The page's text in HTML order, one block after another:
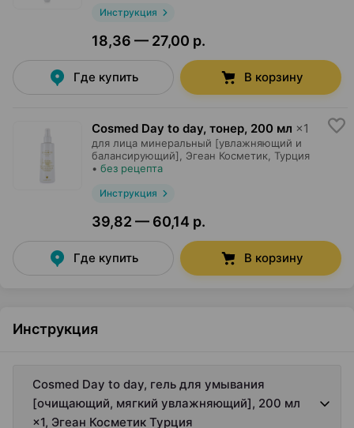
Инструкция
18,36 — 27,00 р.
Где купить В корзину
Cosmed Day to day, тонер, 200 мл ×1
для лица минеральный [увлажняющий и
балансирующий],
Эгеан Косметик , Турция
• без рецепта
Инструкция
39,82 — 60,14 р.
Где купить В корзину
Инструкция
Cosmed Day to day, гель для умывания
[очищающий, мягкий увлажняющий], 200 мл
×1, Эгеан Косметик Турция